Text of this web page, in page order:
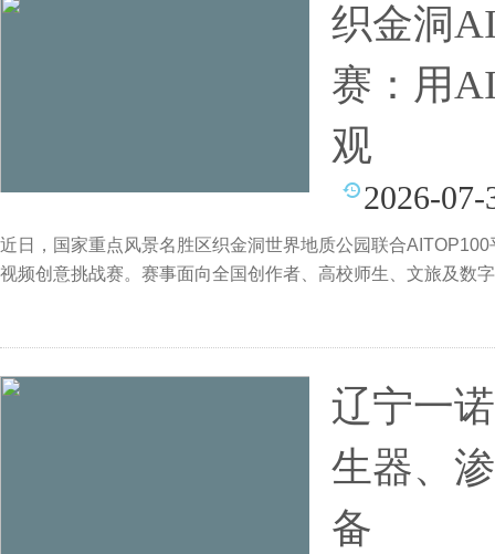
织金洞
赛：用
观
2026-07-
近日，国家重点风景名胜区织金洞世界地质公园联合
视频创意挑战赛。赛事面向全国创作者、高校师生、文旅及数
辽宁一
生器、
备